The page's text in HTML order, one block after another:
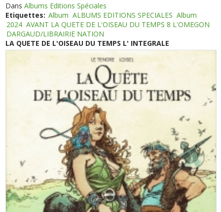
DansAlbums Editions Spéciales
Etiquettes: Album ALBUMS EDITIONS SPECIALES Album
2024 AVANT LA QUETE DE L'OISEAU DU TEMPS 8 L'OMEGON
DARGAUD/LIBRAIRIE NATION
LA QUETE DE L'OISEAU DU TEMPS L' INTEGRALE